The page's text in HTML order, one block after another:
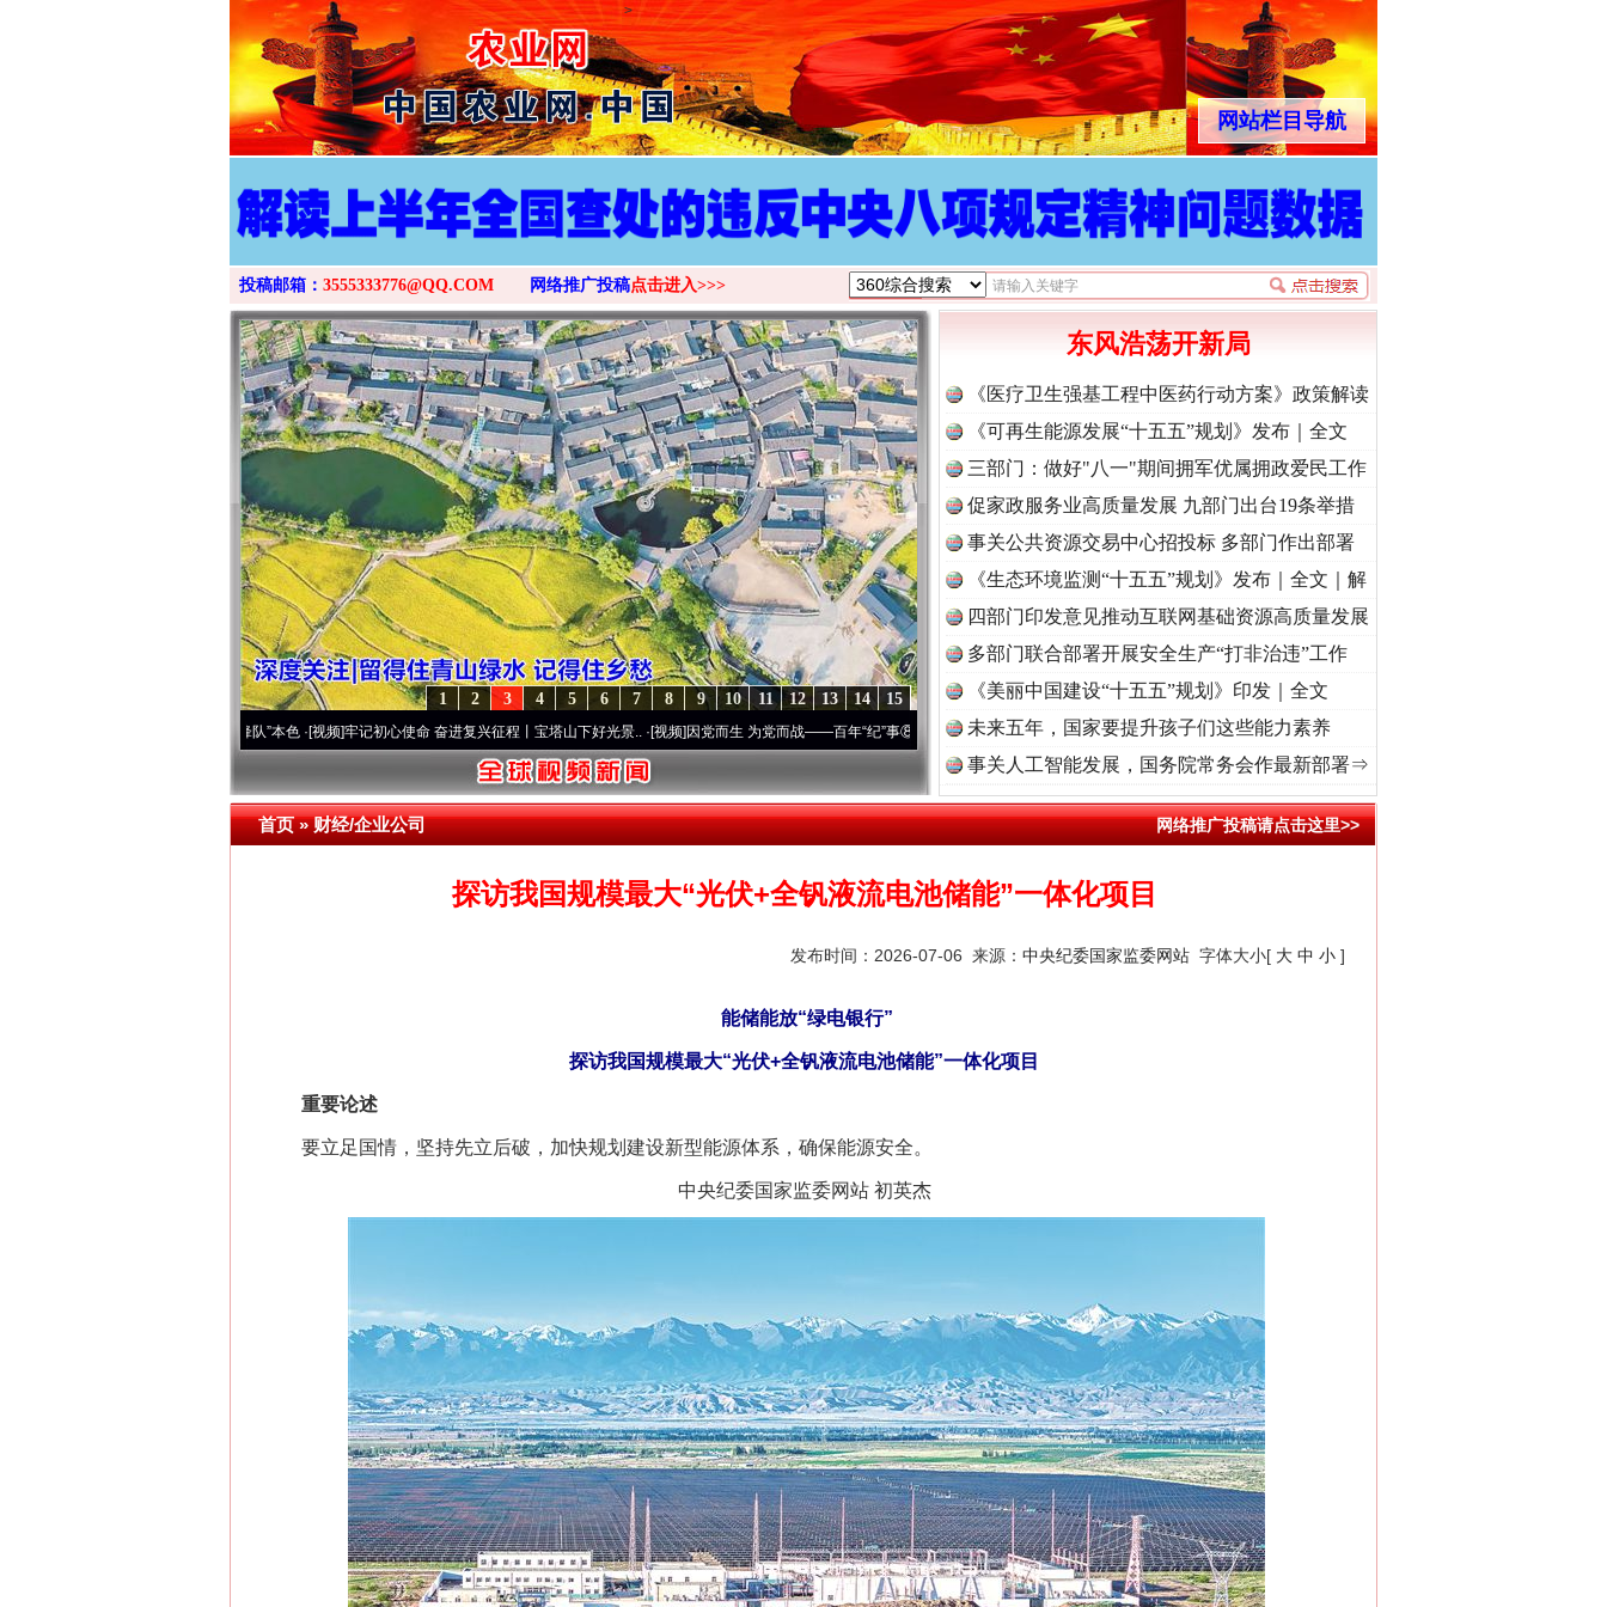
>
网站栏目导航
投稿邮箱： 3555333776@QQ.COM 网络推广投稿点击进入>>>
15
14
13
12
11
10
9
8
7
6
5
4
3
2
1
牢记初心使命 奋进复兴征程丨宝塔山下好光景..·[视频]因党而生 为党而战——百年“纪”事⑧加强纪律..·[视频] 牢记初心使命 奋进复兴征程丨“转折之城”激荡..·[视频]牢记初心使命 奋进复兴征程丨红船起航处 潮起..
东风浩荡开新局
《医疗卫生强基工程中医药行动方案》政策解读
《可再生能源发展“十五五”规划》发布｜全文
三部门：做好"八一"期间拥军优属拥政爱民工作
促家政服务业高质量发展 九部门出台19条举措
事关公共资源交易中心招投标 多部门作出部署
《生态环境监测“十五五”规划》发布｜全文｜解
读
四部门印发意见推动互联网基础资源高质量发展
多部门联合部署开展安全生产“打非治违”工作
《美丽中国建设“十五五”规划》印发｜全文
未来五年，国家要提升孩子们这些能力素养
事关人工智能发展，国务院常务会作最新部署⇒
首页»财经/企业公司 网络推广投稿请点击这里>>
探访我国规模最大“光伏+全钒液流电池储能”一体化项目
发布时间：2026-07-06 来源： 中央纪委国家监委网站 字体大小[ 大 中 小 ]
能储能放“绿电银行”
探访我国规模最大“光伏+全钒液流电池储能”一体化项目
重要论述
要立足国情，坚持先立后破，加快规划建设新型能源体系，确保能源安全。
中央纪委国家监委网站 初英杰